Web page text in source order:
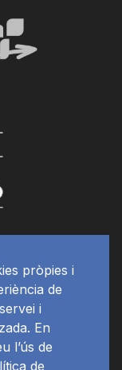
pròpies i
de
i
En
l’ús de
de